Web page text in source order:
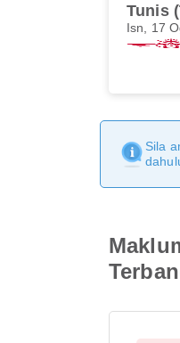
Tunis
Isn, 17
Sila